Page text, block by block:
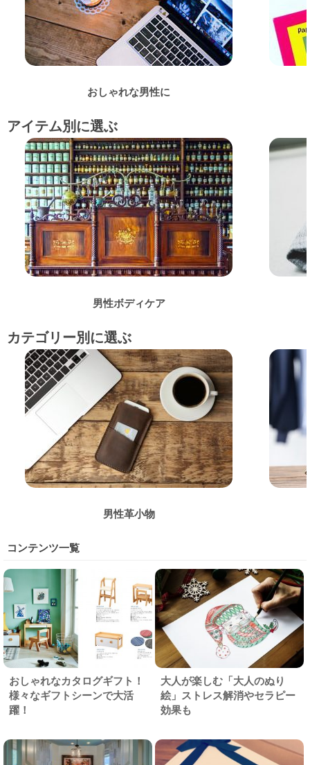
おしゃれな男性に
アイテム別に選ぶ
男性ボディケア
カテゴリー別に選ぶ
男性革小物
コンテンツ一覧
おしゃれなカタログギフト！
様々なギフトシーンで大活
躍！
大人が楽しむ「大人のぬり
絵」ストレス解消やセラピー
効果も